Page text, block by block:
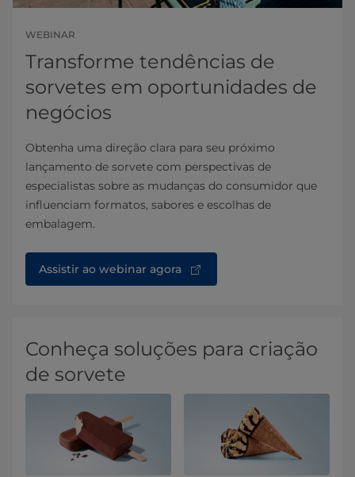
WEBINAR
Transforme tendências de
sorvetes em oportunidades de
negócios
Obtenha uma direção clara para seu próximo
lançamento de sorvete com perspectivas de
especialistas sobre as mudanças do consumidor que
influenciam formatos, sabores e escolhas de
embalagem.
Assistir ao webinar agora
Conheça soluções para criação
de sorvete